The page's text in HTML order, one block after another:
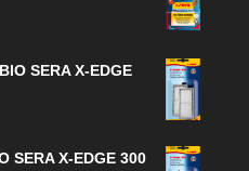
SERA X-EDGE
SERA X-EDGE 300